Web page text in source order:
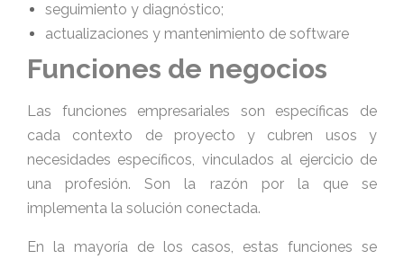
seguimiento y diagnóstico;
actualizaciones y mantenimiento de software
Funciones de negocios
Las funciones empresariales son específicas de
cada contexto de proyecto y cubren usos y
necesidades específicos, vinculados al ejercicio de
una profesión. Son la razón por la que se
implementa la solución conectada.
En la mayoría de los casos, estas funciones se